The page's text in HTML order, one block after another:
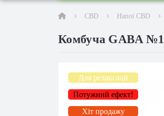
CBD Напої CBD
Комбуча GABA
Для релаксації
Потужний ефект!
Хіт продажу